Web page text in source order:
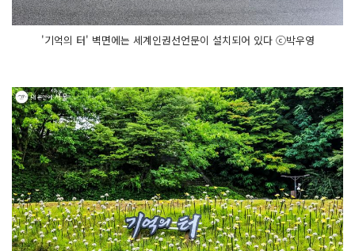
'기억의 터' 벽면에는 세계인권선언문이 설치되어 있다 ⓒ박우영